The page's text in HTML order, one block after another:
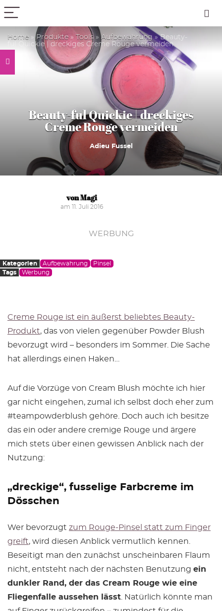
Home »Produkte » Tools»Aufbewahrung»Beauty-
ful Quickie | dreckiges Creme Rouge vermeiden
Beauty-ful Quickie | dreckiges
Creme Rouge vermeiden
Adieu Fussel
von Magi
am 11. Juli 2016
WERBUNG
Kategorien Aufbewahrung
Pinsel
Tags
Werbung
Creme Rouge ist ein äußerst beliebtes Beauty-
Produkt, das von vielen gegenüber Powder Blush
bevorzugt wird – besonders im Sommer. Die Sache
hat allerdings einen Haken…
Auf die Vorzüge von Cream Blush möchte ich hier
gar nicht eingehen, zumal ich selbst doch eher zum
#teampowderblush gehöre. Doch auch ich besitze
das ein oder andere cremige Rouge und ärgere
mich stets über einen gewissen Anblick nach der
Nutzung:
„dreckige“, fusselige Farbcreme im
Dösschen
Wer bevorzugt zum Rouge-Pinsel statt zum Finger
greift, wird diesen Anblick vermutlich kennen.
Beseitigt man den zunächst unscheinbaren Flaum
nicht, entsteht nach der nächsten Benutzung ein
dunkler Rand, der das Cream Rouge wie eine
Fliegenfalle aussehen lässt . Natürlich könnte man